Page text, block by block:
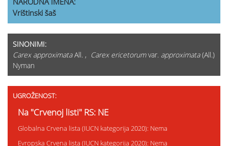
Vrištinski šaš
SINONIMI:
Carex approximataAll. , Carex ericetorumvar. approximata(All.)
Nyman
UGROŽENOST:
Na "Crvenoj listi" RS: NE
Globalna Crvena lista (IUCN kategorija 2020): Nema
Evropska Crvena lista (IUCN kategorija 2020): Nema